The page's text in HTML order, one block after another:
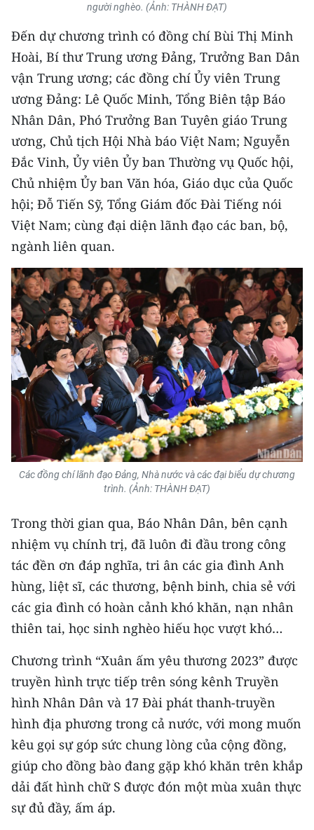
KIỂM CHỨNG THÔNG TIN
TRI THỨC CHUYÊN SÂU
54 DÂN TỘC VIỆT NAM
CHƯƠNG TRÌNH OCOP - MỖI XÃ
MỘT SẢN PHẨM
RADIO
MEDIA CENTER
E-Magazine
Video
Media Chính trị
Media Kinh tế
Media Văn hóa
Media Xã hội
Media Pháp luật
Media Du lịch
Media Thế giới
Media Thể thao
Media Giáo dục
Media Y tế
Media Khoa học - Công nghệ
Media Môi trường
Ảnh
Infographic
TIN MỚI
TIN ĐỊA PHƯƠNG
Trung du và miền núi phía Bắc
người nghèo. (Ảnh: THÀNH ĐẠT)
Đến dự chương trình có đồng chí Bùi Thị Minh
Hoài, Bí thư Trung ương Đảng, Trưởng Ban Dân
vận Trung ương; các đồng chí Ủy viên Trung
ương Đảng: Lê Quốc Minh, Tổng Biên tập Báo
Nhân Dân, Phó Trưởng Ban Tuyên giáo Trung
ương, Chủ tịch Hội Nhà báo Việt Nam; Nguyễn
Đắc Vinh, Ủy viên Ủy ban Thường vụ Quốc hội,
Chủ nhiệm Ủy ban Văn hóa, Giáo dục của Quốc
hội; Đỗ Tiến Sỹ, Tổng Giám đốc Đài Tiếng nói
Việt Nam; cùng đại diện lãnh đạo các ban, bộ,
ngành liên quan.
Các đồng chí lãnh đạo Đảng, Nhà nước và các đại biểu dự chương
trình. (Ảnh: THÀNH ĐẠT)
Trong thời gian qua, Báo Nhân Dân, bên cạnh
nhiệm vụ chính trị, đã luôn đi đầu trong công
tác đền ơn đáp nghĩa, tri ân các gia đình Anh
hùng, liệt sĩ, các thương, bệnh binh, chia sẻ với
các gia đình có hoàn cảnh khó khăn, nạn nhân
thiên tai, học sinh nghèo hiếu học vượt khó…
Chương trình “Xuân ấm yêu thương 2023” được
truyền hình trực tiếp trên sóng kênh Truyền
hình Nhân Dân và 17 Đài phát thanh-truyền
hình địa phương trong cả nước, với mong muốn
kêu gọi sự góp sức chung lòng của cộng đồng,
giúp cho đồng bào đang gặp khó khăn trên khắp
dải đất hình chữ S được đón một mùa xuân thực
sự đủ đầy, ấm áp.